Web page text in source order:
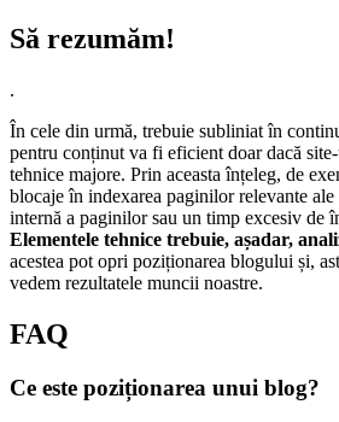
Să rezumăm!
.
În cele din urmă, trebuie subliniat în
pentru conținut va fi eficient doar dacă
tehnice majore. Prin aceasta înțeleg, de
blocaje în indexarea paginilor relevante
internă a paginilor sau un timp excesiv de
Elementele tehnice trebuie, așadar,
acestea pot opri poziționarea blogului și,
vedem rezultatele muncii noastre.
FAQ
Ce este poziționarea unui blog?